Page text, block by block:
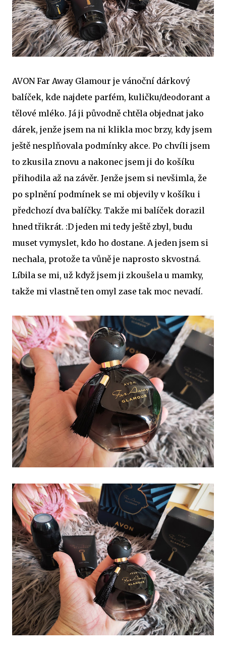
AVON Far Away Glamour je vánoční dárkový
balíček, kde najdete parfém, kuličku/deodorant a
tělové mléko. Já ji původně chtěla objednat jako
dárek, jenže jsem na ni klikla moc brzy, kdy jsem
ještě nesplňovala podmínky akce. Po chvíli jsem
to zkusila znovu a nakonec jsem ji do košíku
přihodila až na závěr. Jenže jsem si nevšimla, že
po splnění podmínek se mi objevily v košíku i
předchozí dva balíčky. Takže mi balíček dorazil
hned třikrát. :D jeden mi tedy ještě zbyl, budu
muset vymyslet, kdo ho dostane. A jeden jsem si
nechala, protože ta vůně je naprosto skvostná.
Líbila se mi, už když jsem ji zkoušela u mamky,
takže mi vlastně ten omyl zase tak moc nevadí.